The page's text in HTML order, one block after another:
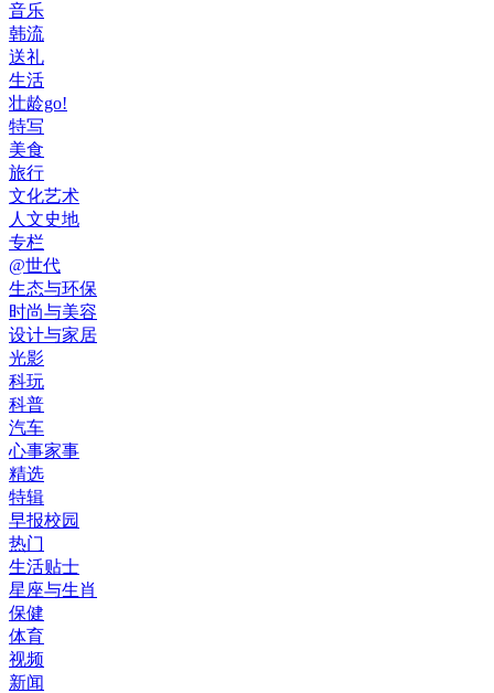
音乐
韩流
送礼
生活
壮龄go!
特写
美食
旅行
文化艺术
人文史地
专栏
@世代
生态与环保
时尚与美容
设计与家居
光影
科玩
科普
汽车
心事家事
精选
特辑
早报校园
热门
生活贴士
星座与生肖
保健
体育
视频
新闻